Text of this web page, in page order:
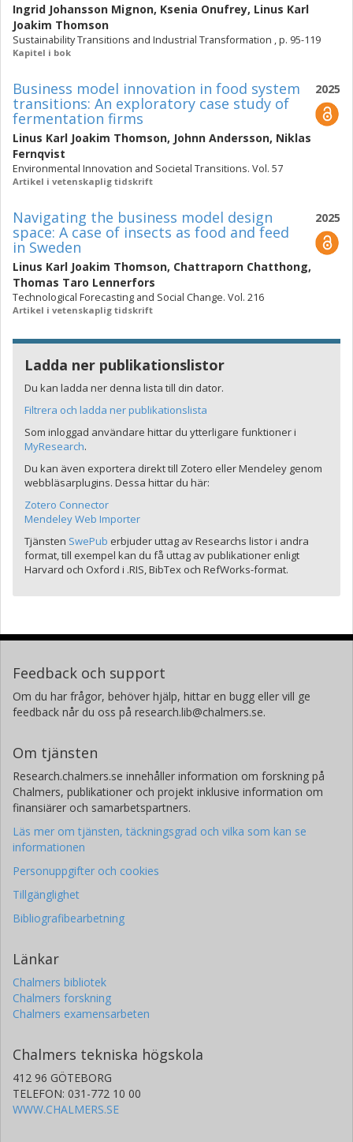
Ingrid Johansson Mignon, Ksenia Onufrey, Linus Karl
Joakim Thomson
Sustainability Transitions and Industrial Transformation , p. 95-119
Kapitel i bok
2025
Business model innovation in food system
transitions: An exploratory case study of
fermentation firms
Linus Karl Joakim Thomson, Johnn Andersson, Niklas
Fernqvist
Environmental Innovation and Societal Transitions. Vol. 57
Artikel i vetenskaplig tidskrift
2025
Navigating the business model design
space: A case of insects as food and feed
in Sweden
Linus Karl Joakim Thomson, Chattraporn Chatthong,
Thomas Taro Lennerfors
Technological Forecasting and Social Change. Vol. 216
Artikel i vetenskaplig tidskrift
Ladda ner publikationslistor
Du kan ladda ner denna lista till din dator.
Filtrera och ladda ner publikationslista
Som inloggad användare hittar du ytterligare funktioner i
MyResearch.
Du kan även exportera direkt till Zotero eller Mendeley genom
webbläsarplugins. Dessa hittar du här:
Zotero Connector
Mendeley Web Importer
Tjänsten SwePub erbjuder uttag av Researchs listor i andra
format, till exempel kan du få uttag av publikationer enligt
Harvard och Oxford i .RIS, BibTex och RefWorks-format.
Feedback och support
Om du har frågor, behöver hjälp, hittar en bugg eller vill ge
feedback når du oss på research.lib@chalmers.se.
Om tjänsten
Research.chalmers.se innehåller information om forskning på
Chalmers, publikationer och projekt inklusive information om
finansiärer och samarbetspartners.
Läs mer om tjänsten, täckningsgrad och vilka som kan se
informationen
Personuppgifter och cookies
Tillgänglighet
Bibliografibearbetning
Länkar
Chalmers bibliotek
Chalmers forskning
Chalmers examensarbeten
Chalmers tekniska högskola
412 96 GÖTEBORG
TELEFON: 031-772 10 00
WWW.CHALMERS.SE